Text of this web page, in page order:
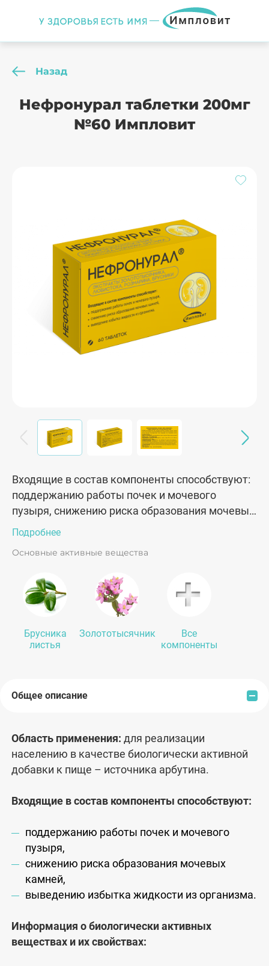
Назад
Нефронурал таблетки 200мг
№60 Импловит
Входящие в состав компоненты способствуют:
поддержанию работы почек и мочевого
пузыря, снижению риска образования мочевых
камней, выведению избытка жидкости из
Подробнее
Основные активные вещества
Брусника
листья
Золототысячник
Все
компоненты
Общее описание
Область применения: для реализации
населению в качестве биологически активной
добавки к пище – источника арбутина.
Входящие в состав компоненты способствуют:
поддержанию работы почек и мочевого
пузыря,
снижению риска образования мочевых
камней,
выведению избытка жидкости из организма.
Информация о биологически активных
веществах и их свойствах: